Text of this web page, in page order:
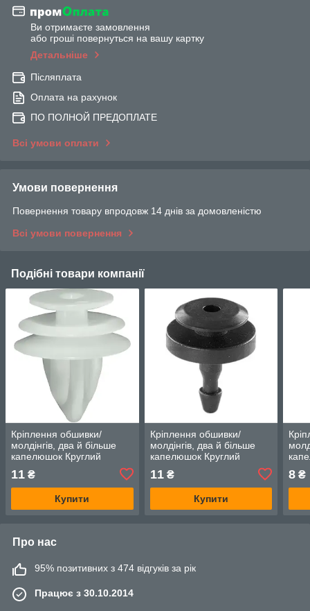
Ви отримаєте замовлення
або гроші повернуться на вашу картку
Детальніше
Післяплата
Оплата на рахунок
ПО ПОЛНОЙ ПРЕДОПЛАТЕ
Всі умови оплати
Умови повернення
Повернення товару впродовж 14 днів за домовленістю
Всі умови повернення
Подібні товари компанії
Кріплення обшивки/
молдінгів, два й більше
капелюшок Круглий
капелюх — Infiniti Багато
моделей
11 ₴
Купити
Кріплення обшивки/
молдінгів, два й більше
капелюшок Круглий
капелюх — Infiniti Багато
моделей
11₴
Купити
8 ₴
Про нас
95% позитивних з 474 відгуків за рік
Працює з 30.10.2014